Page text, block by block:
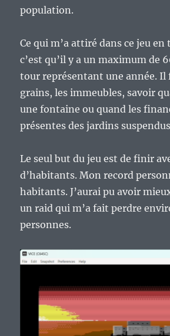
population.
Ce qui m’a attiré dans ce jeu
c’est qu’il y a un maximum de
tour représentant une année. Il
grains, les immeubles, savoir
une fontaine ou quand les
présentes des jardins
Le seul but du jeu est de finir
d’habitants. Mon record
habitants. J’aurai pu avoir
un raid qui m’a fait perdre
personnes.